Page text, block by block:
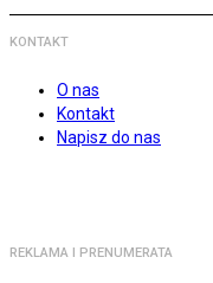
KONTAKT
O nas
Kontakt
Napisz do nas
REKLAMA I PRENUMERATA